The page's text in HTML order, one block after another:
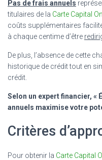
Pas de frais annuels
titulaires de la Carte Capital
coûts supplémentaires
à chaque centime d’être
De plus, l’absence de cette
historique de crédit tout en
crédit.
Selon un expert financier, «
annuels maximise votre
Critères
Pour obtenir la Carte Capital